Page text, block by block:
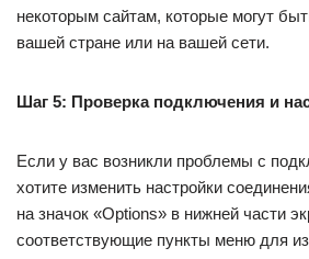
некоторым сайтам, которые могут
вашей стране или на вашей сети.
Шаг 5: Проверка подключения и
Если у вас возникли проблемы с
хотите изменить настройки
на значок «Options» в нижней части
соответствующие пункты меню для